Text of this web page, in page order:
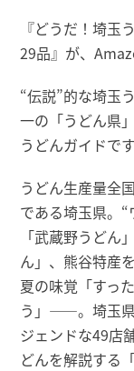
『どうだ！埼玉
29品』が、
“伝説”的な埼玉
一の「うどん県
うどんガイドです
うどん生産量全
である埼玉県。
「武蔵野うどん
ん」、熊谷特産
夏の味覚「すっ
う」――。埼玉県
ジェンドな49店
どんを解説する